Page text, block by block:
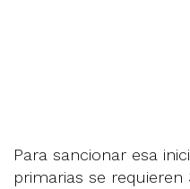
Para sancionar esa
primarias se